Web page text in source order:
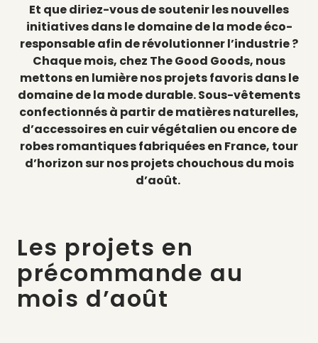
Et que diriez-vous de soutenir les nouvelles
initiatives dans le domaine de la mode éco-
responsable afin de révolutionner l’industrie ?
Chaque mois, chez The Good Goods, nous
mettons en lumière nos projets favoris dans le
domaine de la mode durable. Sous-vêtements
confectionnés à partir de matières naturelles,
d’accessoires en cuir végétalien ou encore de
robes romantiques fabriquées en France, tour
d’horizon sur nos projets chouchous du mois
d’août.
Les projets en
précommande au
mois d’août